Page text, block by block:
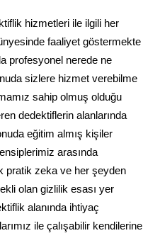
hizmetleri ile ilgili her
faaliyet göstermekte
profesyonel nerede ne
sizlere hizmet verebilme
sahip olmuş olduğu
dedektiflerin alanlarında
eğitim almış kişiler
arasında
pratik zeka ve her şeyden
olan gizlilik esası yer
alanında ihtiyaç
ile çalışabilir kendilerine